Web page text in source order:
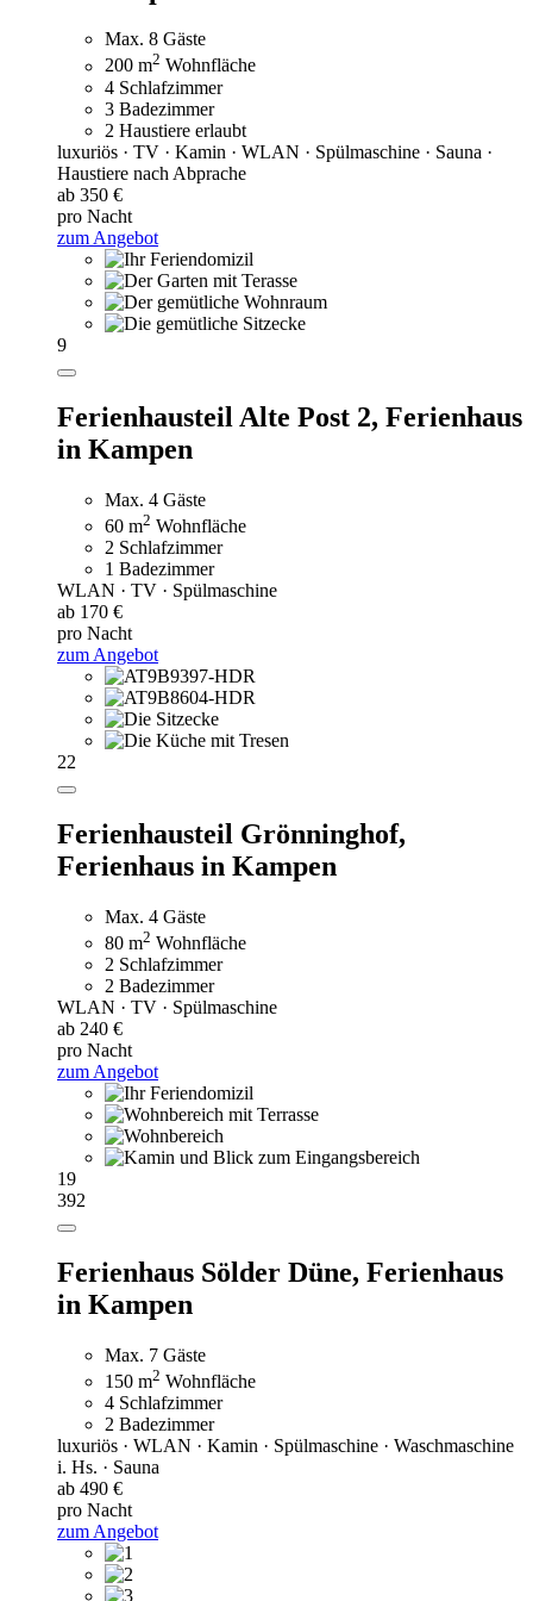
Max. 8 Gäste
200 m2 Wohnfläche
4 Schlafzimmer
3 Badezimmer
2 Haustiere erlaubt
luxuriös · TV · Kamin · WLAN · Spülmaschine · Sauna ·
Haustiere nach Abprache
ab 350 €
pro Nacht
zum Angebot
9
Ferienhausteil Alte Post 2, Ferienhaus
in Kampen
Max. 4 Gäste
60 m2 Wohnfläche
2 Schlafzimmer
1 Badezimmer
WLAN · TV · Spülmaschine
ab 170 €
pro Nacht
zum Angebot
22
Ferienhausteil Grönninghof,
Ferienhaus in Kampen
Max. 4 Gäste
80 m2 Wohnfläche
2 Schlafzimmer
2 Badezimmer
WLAN · TV · Spülmaschine
ab 240 €
pro Nacht
zum Angebot
19
392
Ferienhaus Sölder Düne, Ferienhaus
in Kampen
Max. 7 Gäste
150 m2 Wohnfläche
4 Schlafzimmer
2 Badezimmer
luxuriös · WLAN · Kamin · Spülmaschine · Waschmaschine
i. Hs. · Sauna
ab 490 €
pro Nacht
zum Angebot